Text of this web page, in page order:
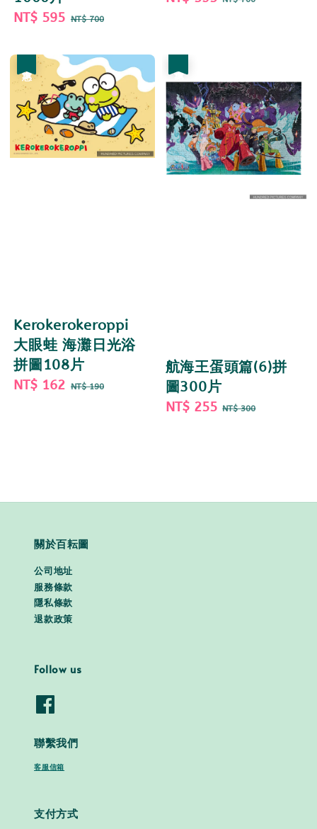
Sale
NT$ 595 Regular
NT$ 700
Kerokerokeroppi
大眼蛙 海灘日光浴
拼圖108片
Sale
NT$ 162 Regular
NT$ 190
航海王蛋頭篇(6)拼
圖300片
Sale
NT$ 255 Regular
NT$ 300
關於百耘圖
公司地址
服務條款
隱私條款
退款政策
Follow us
聯繫我們
客服信箱
支付方式